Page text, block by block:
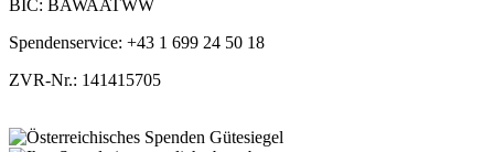
BIC: BAWAATWW
Spendenservice: +43 1 699 24 50 18
ZVR-Nr.: 141415705